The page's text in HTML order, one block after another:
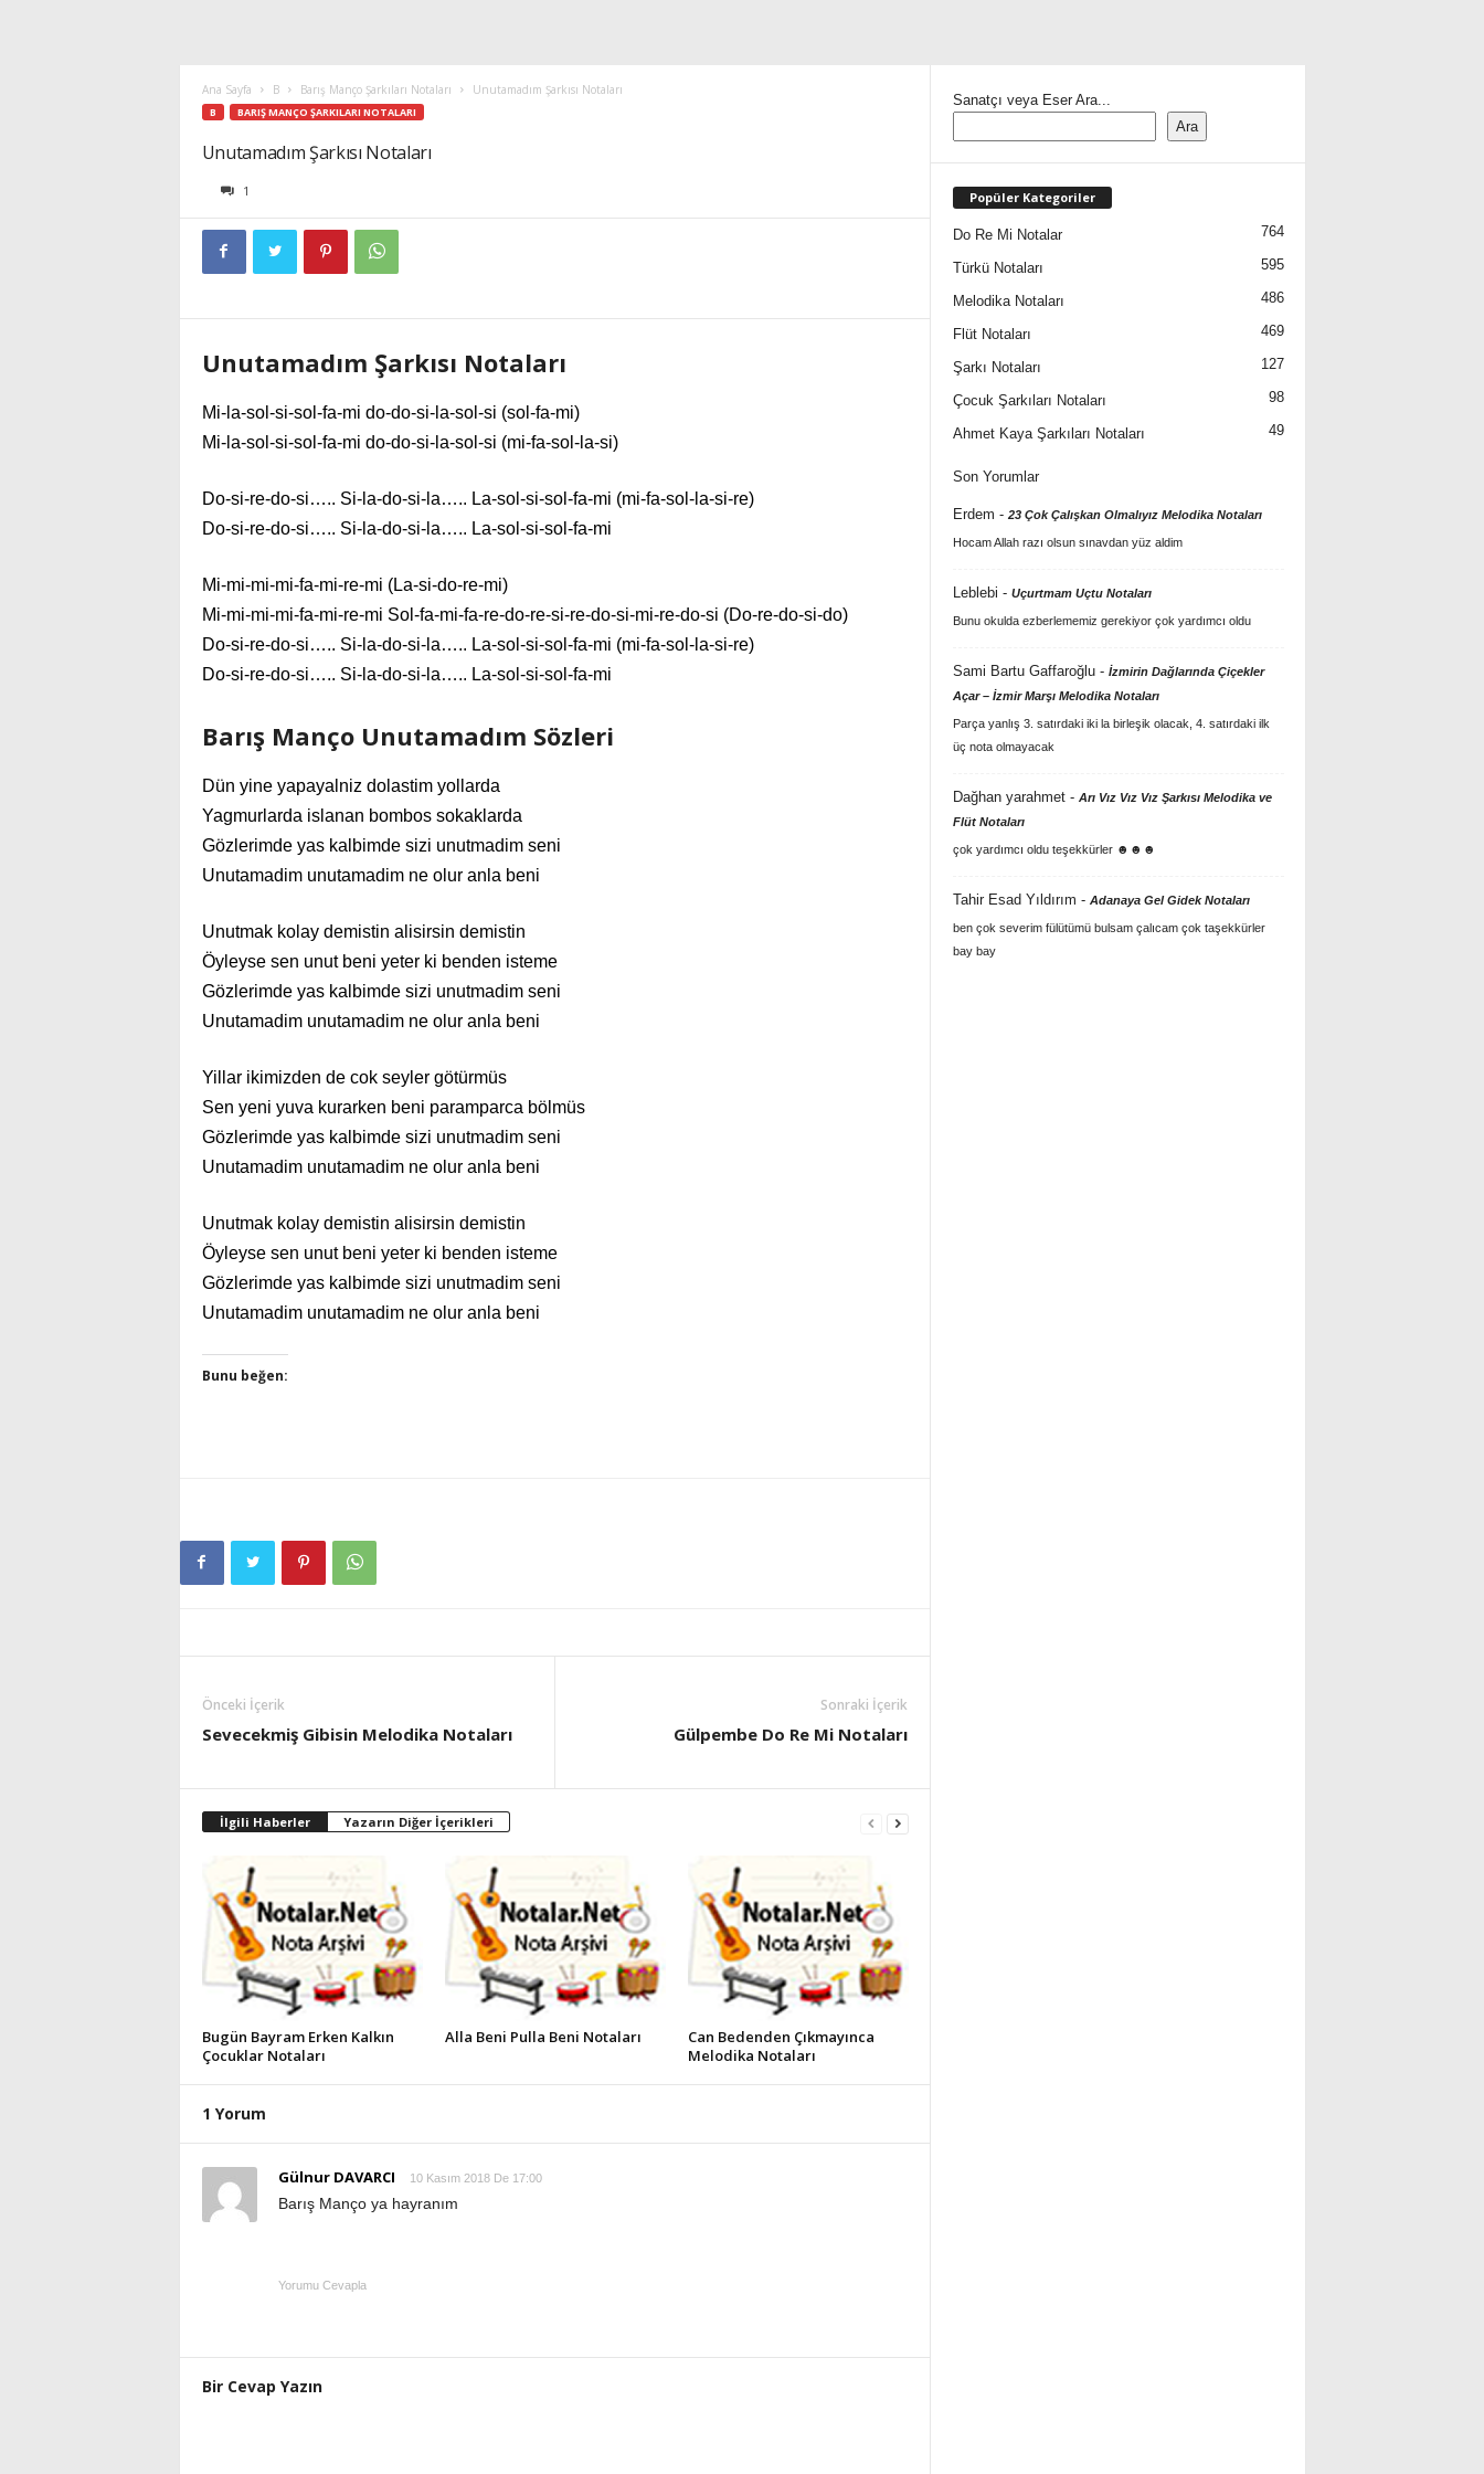
Ana Sayfa B Barış Manço Şarkıları Notaları Unutamadım Şarkısı Notaları
B BARIŞ MANÇO ŞARKILARI NOTALARI
Unutamadım Şarkısı Notaları
1
Unutamadım Şarkısı Notaları
Mi-la-sol-si-sol-fa-mi do-do-si-la-sol-si (sol-fa-mi)
Mi-la-sol-si-sol-fa-mi do-do-si-la-sol-si (mi-fa-sol-la-si)
Do-si-re-do-si….. Si-la-do-si-la….. La-sol-si-sol-fa-mi (mi-fa-sol-la-si-re)
Do-si-re-do-si….. Si-la-do-si-la….. La-sol-si-sol-fa-mi
Mi-mi-mi-mi-fa-mi-re-mi (La-si-do-re-mi)
Mi-mi-mi-mi-fa-mi-re-mi Sol-fa-mi-fa-re-do-re-si-re-do-si-mi-re-do-si (Do-re-do-si-do)
Do-si-re-do-si….. Si-la-do-si-la….. La-sol-si-sol-fa-mi (mi-fa-sol-la-si-re)
Do-si-re-do-si….. Si-la-do-si-la….. La-sol-si-sol-fa-mi
Barış Manço Unutamadım Sözleri
Dün yine yapayalniz dolastim yollarda
Yagmurlarda islanan bombos sokaklarda
Gözlerimde yas kalbimde sizi unutmadim seni
Unutamadim unutamadim ne olur anla beni
Unutmak kolay demistin alisirsin demistin
Öyleyse sen unut beni yeter ki benden isteme
Gözlerimde yas kalbimde sizi unutmadim seni
Unutamadim unutamadim ne olur anla beni
Yillar ikimizden de cok seyler götürmüs
Sen yeni yuva kurarken beni paramparca bölmüs
Gözlerimde yas kalbimde sizi unutmadim seni
Unutamadim unutamadim ne olur anla beni
Unutmak kolay demistin alisirsin demistin
Öyleyse sen unut beni yeter ki benden isteme
Gözlerimde yas kalbimde sizi unutmadim seni
Unutamadim unutamadim ne olur anla beni
Bunu beğen:
Önceki İçerik
Sevecekmiş Gibisin Melodika Notaları
Sonraki İçerik
Gülpembe Do Re Mi Notaları
İlgili Haberler Yazarın Diğer İçerikleri
Bugün Bayram Erken Kalkın
Çocuklar Notaları
Alla Beni Pulla Beni Notaları
Can Bedenden Çıkmayınca
Melodika Notaları
1 Yorum
Gülnur DAVARCI 10 Kasım 2018 De 17:00
Barış Manço ya hayranım
Yorumu Cevapla
Bir Cevap Yazın
Sanatçı veya Eser Ara...
Ara
Popüler Kategoriler
Do Re Mi Notalar 764
Türkü Notaları 595
Melodika Notaları 486
Flüt Notaları 469
Şarkı Notaları 127
Çocuk Şarkıları Notaları 98
Ahmet Kaya Şarkıları Notaları 49
Son Yorumlar
Erdem - 23 Çok Çalışkan Olmalıyız Melodika Notaları
Hocam Allah razı olsun sınavdan yüz aldim
Leblebi - Uçurtmam Uçtu Notaları
Bunu okulda ezberlememiz gerekiyor çok yardımcı oldu
Sami Bartu Gaffaroğlu- İzmirin Dağlarında Çiçekler
Açar – İzmir Marşı Melodika Notaları
Parça yanlış 3. satırdaki iki la birleşik olacak, 4. satırdaki ilk
üç nota olmayacak
Dağhan yarahmet- Arı Vız Vız Vız Şarkısı Melodika ve
Flüt Notaları
çok yardımcı oldu teşekkürler ☻☻☻
Tahir Esad Yıldırım - Adanaya Gel Gidek Notaları
ben çok severim fülütümü bulsam çalıcam çok taşekkürler
bay bay